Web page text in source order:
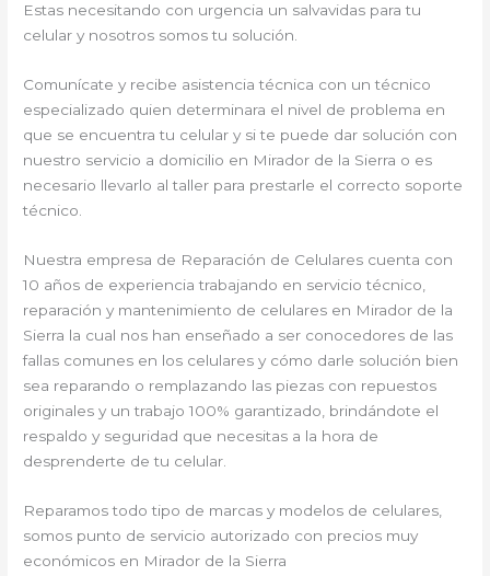
Estas necesitando con urgencia un salvavidas para tu
celular y nosotros somos tu solución.
Comunícate y recibe asistencia técnica con un técnico
especializado quien determinara el nivel de problema en
que se encuentra tu celular y si te puede dar solución con
nuestro servicio a domicilio en Mirador de la Sierra o es
necesario llevarlo al taller para prestarle el correcto soporte
técnico.
Nuestra empresa de Reparación de Celulares cuenta con
10 años de experiencia trabajando en servicio técnico,
reparación y mantenimiento de celulares en Mirador de la
Sierra la cual nos han enseñado a ser conocedores de las
fallas comunes en los celulares y cómo darle solución bien
sea reparando o remplazando las piezas con repuestos
originales y un trabajo 100% garantizado, brindándote el
respaldo y seguridad que necesitas a la hora de
desprenderte de tu celular.
Reparamos todo tipo de marcas y modelos de celulares,
somos punto de servicio autorizado con precios muy
económicos en Mirador de la Sierra